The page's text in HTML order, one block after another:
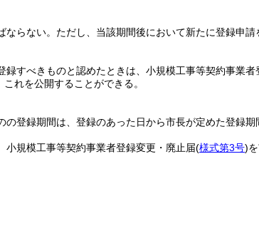
らない。 ただし、当該期間後において新たに登録申
すべきものと認めたときは、小規模工事等契約事業者
れを公開することができる。
登録期間は、登録のあった日から市長が定めた登録期
小規模工事等契約事業者登録変更・廃止届(様式第3号)